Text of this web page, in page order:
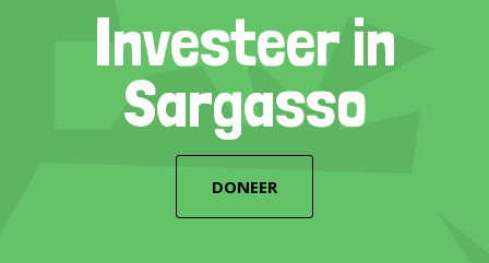
Investeer in
Sargasso
DONEER